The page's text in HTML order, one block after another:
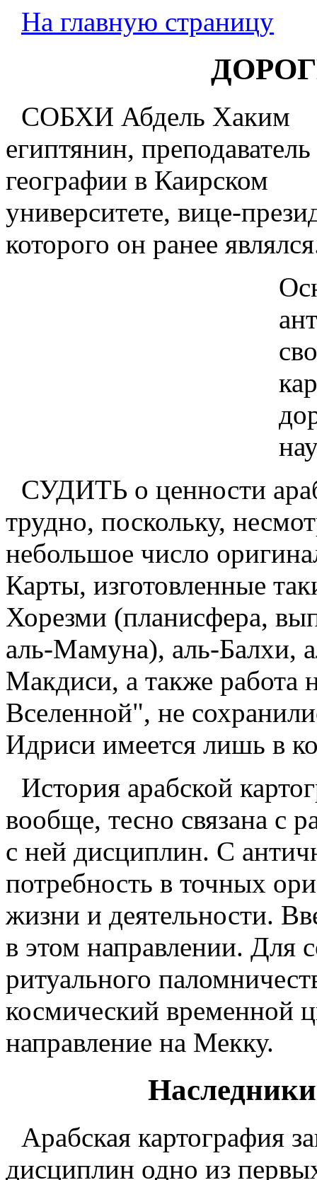
На главную страницу
СОБХИ Абдель Хаким
египтянин, преподаватель
географии в Каирском
университете, вице-
которого он ранее
СУДИТЬ о ценности
трудно, поскольку,
небольшое число
Карты, изготовленные
Хорезми (планисфера,
аль-Мамуна), аль-Балхи,
Макдиси, а также работа
Вселенной", не
Идриси имеется лишь в
История арабской
вообще, тесно связана с
с ней дисциплин. С
потребность в точных
жизни и деятельности.
в этом направлении. Для
ритуального
космический временной
направление на Мекку.
Арабская картография
дисциплин одно из